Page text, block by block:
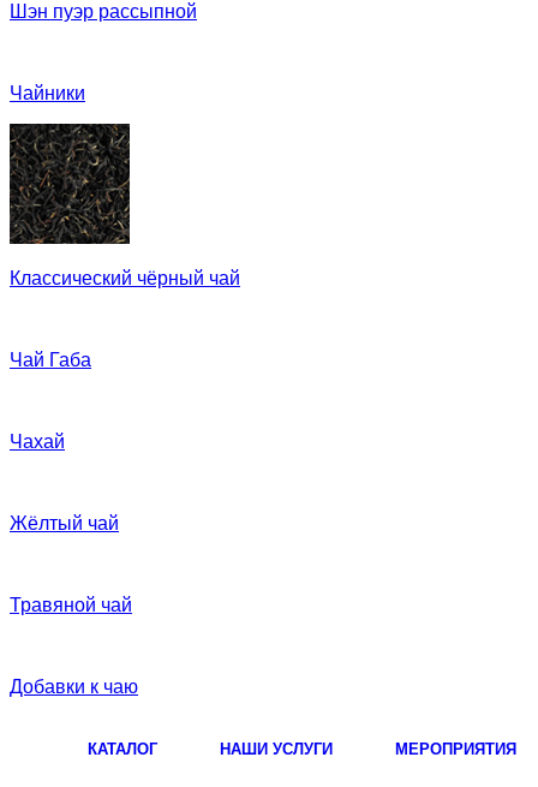
Шэн пуэр рассыпной
Чайники
Классический чёрный чай
Чай Габа
Чахай
Жёлтый чай
Травяной чай
Добавки к чаю
КАТАЛОГ НАШИ УСЛУГИ МЕРОПРИЯТИЯ